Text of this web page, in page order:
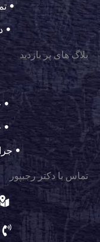
بلاگ های پر بازدید
تماس با دکتر رجبپور